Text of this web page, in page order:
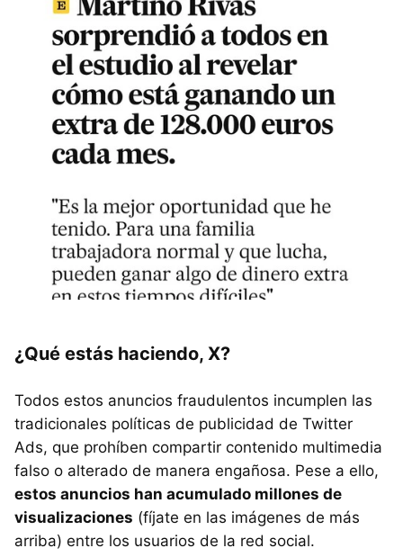
¿Qué estás haciendo, X?
Todos estos anuncios fraudulentos incumplen las
tradicionales políticas de publicidad de Twitter
Ads, que prohíben compartir contenido multimedia
falso o alterado de manera engañosa. Pese a ello,
estos anuncios han acumulado millones de
visualizaciones (fíjate en las imágenes de más
arriba) entre los usuarios de la red social.